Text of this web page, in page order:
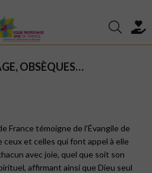
OBSÈQUES…
France témoigne de l’Évangile de
ceux et celles qui font appel à elle
avec joie, quel que soit son
affirmant ainsi que Dieu seul